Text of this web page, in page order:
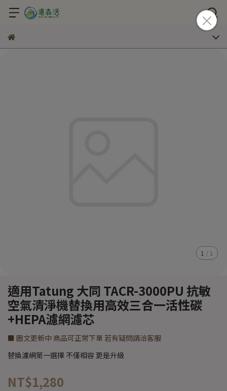
1 / 1
適用Tatung 大同 TACR-3000PU 抗敏
空氣清淨機替換用高效三合一活性碳
+HEPA濾網濾芯
■ 圖文更新中 商品可正常下單 若有疑問請洽客服
替換濾網第一選擇 不僅相容 更是升級
NT$1,280